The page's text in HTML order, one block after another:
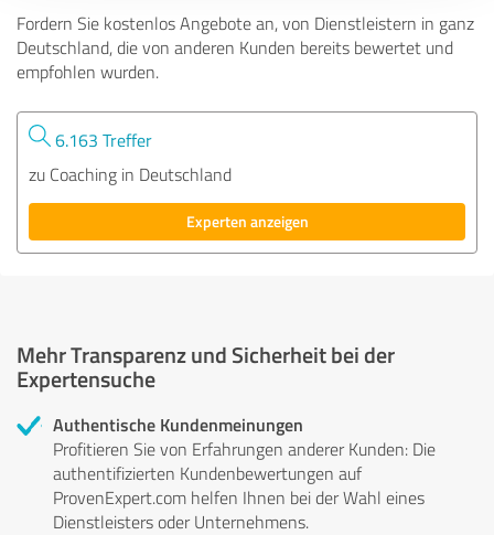
Fordern Sie kostenlos Angebote an, von Dienstleistern in ganz
Deutschland, die von anderen Kunden bereits bewertet und
empfohlen wurden.
6.163 Treffer
zu Coaching in Deutschland
Experten anzeigen
Mehr Transparenz und Sicherheit bei der
Expertensuche
Authentische Kundenmeinungen
Profitieren Sie von Erfahrungen anderer Kunden: Die
authentifizierten Kundenbewertungen auf
ProvenExpert.com helfen Ihnen bei der Wahl eines
Dienstleisters oder Unternehmens.